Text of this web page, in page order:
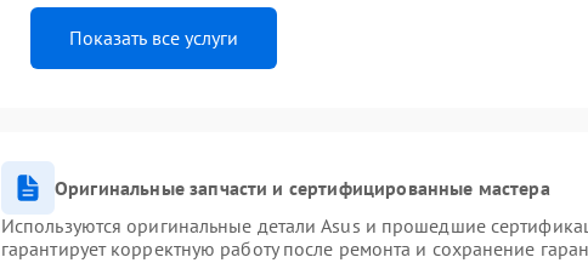
Показать все услуги
Оригинальные запчасти и сертифицированные мастера
Используются оригинальные детали Asus и прошедшие
гарантирует корректную работу после ремонта и сохранение